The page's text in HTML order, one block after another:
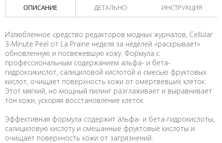
ОПИСАНИЕ ДЕТАЛЬНО ИНСТРУКЦИЯ
Излюбленное средство редакторов модных журналов, Cellular
3-Minute Peel от La Prairie неделя за неделей «раскрывает»
обновленную и посвежевшую кожу. Формула с
профессиональным содержанием альфа- и бета-
гидроксикислот, салициловой кислотой и смесью фруктовых
кислот, очищает поверхность кожи от омертвевших клеток.
Этот мягкий, но мощный пилинг разглаживает и выравнивает
тон кожи, ускоряя восстановление клеток.
Эффективная формула содержит альфа- и бета-гидрокислоты,
салициловую кислоту и смешанные фруктовые кислоты и
очищает поверхность кожи от загрязнений.